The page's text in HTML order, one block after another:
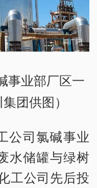
事业部厂区一
团供图）
公司氯碱事业
水储罐与绿树
工公司先后投